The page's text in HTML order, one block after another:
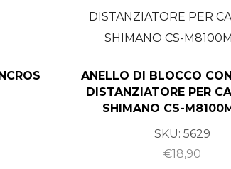
ANELLO DI BLOCCO
DISTANZIATORE PER
SHIMANO CS-
SKU:5629
€18,90